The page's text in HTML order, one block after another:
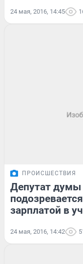
24 мая, 2016, 14:45
ПРОИСШЕСТВИЯ
Депутат думы
зарплатой в
24 мая, 2016, 14:42